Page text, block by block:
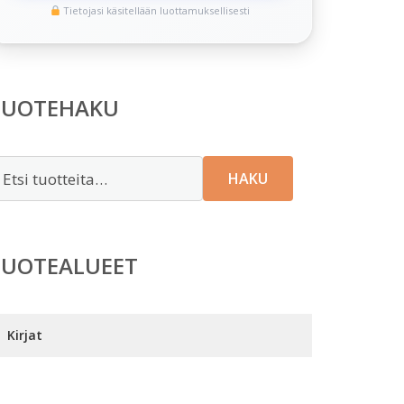
Tietojasi käsitellään luottamuksellisesti
HAKU
Kirjat